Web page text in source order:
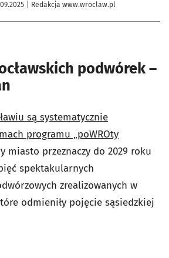
| Redakcja www.wroclaw.pl
podwórek –
są systematycznie
programu „poWROty
miasto przeznaczy do 2029 roku
spektakularnych
zrealizowanych w
odmieniły pojęcie sąsiedzkiej